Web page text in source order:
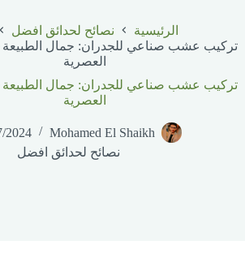
الرئيسية
نصائح لحدائق افضل
تركيب عشب صناعي للجدران: جمال الطبيعة
العصرية
تركيب عشب صناعي للجدران: جمال الطبيعة
العصرية
Mohamed El Shaikh
2024
نصائح لحدائق افضل